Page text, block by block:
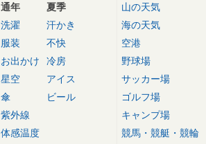
通年
洗濯
服装
お出かけ
星空
傘
紫外線
体感温度
夏季
汗かき
不快
冷房
アイス
ビール
山の天気
海の天気
空港
野球場
サッカー場
ゴルフ場
キャンプ場
競馬・競艇・競輪